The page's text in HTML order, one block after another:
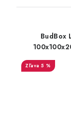
BudBox
5 %